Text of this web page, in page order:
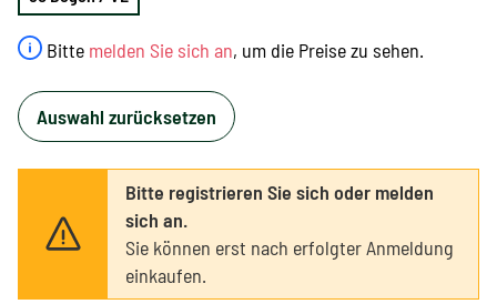
Bitte melden Sie sich an, um die Preise zu sehen.
Auswahl zurücksetzen
Bitte registrieren Sie sich oder melden
sich an.
Sie können erst nach erfolgter Anmeldung
einkaufen.